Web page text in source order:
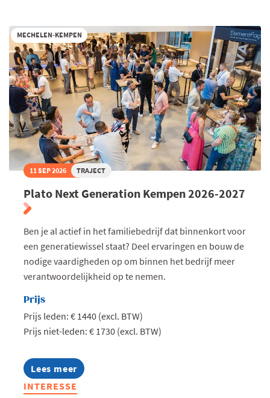
MECHELEN-KEMPEN
11 SEP 2026 TRAJECT
Plato Next Generation Kempen 2026-2027
Ben je al actief in het familiebedrijf dat binnenkort voor
een generatiewissel staat? Deel ervaringen en bouw de
nodige vaardigheden op om binnen het bedrijf meer
verantwoordelijkheid op te nemen.
Prijs
Prijs leden: € 1440 (excl. BTW)
Prijs niet-leden: € 1730 (excl. BTW)
Lees meer
about
Plato
Next
INTERESSE